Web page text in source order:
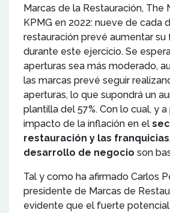
Marcas de la Restauración, The
KPMG en 2022: nueve de cada
restauración prevé aumentar su
durante este ejercicio. Se
aperturas sea más moderado,
las marcas prevé seguir
aperturas, lo que supondrá un
plantilla del 57%. Con lo cual, y
impacto de la inflación en el
restauración y las franquicias
desarrollo de negocio son
Tal y como ha afirmado Carlos
presidente de Marcas de
evidente que el fuerte